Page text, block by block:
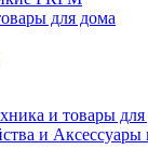
для дома
и товары для
и Аксессуары